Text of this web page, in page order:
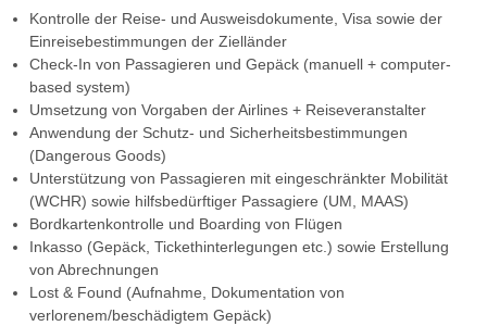
Kontrolle der Reise- und Ausweisdokumente, Visa sowie der
Einreisebestimmungen der Zielländer
Check-In von Passagieren und Gepäck (manuell + computer-
based system)
Umsetzung von Vorgaben der Airlines + Reiseveranstalter
Anwendung der Schutz- und Sicherheitsbestimmungen
(Dangerous Goods)
Unterstützung von Passagieren mit eingeschränkter Mobilität
(WCHR) sowie hilfsbedürftiger Passagiere (UM, MAAS)
Bordkartenkontrolle und Boarding von Flügen
Inkasso (Gepäck, Tickethinterlegungen etc.) sowie Erstellung
von Abrechnungen
Lost & Found (Aufnahme, Dokumentation von
verlorenem/beschädigtem Gepäck)